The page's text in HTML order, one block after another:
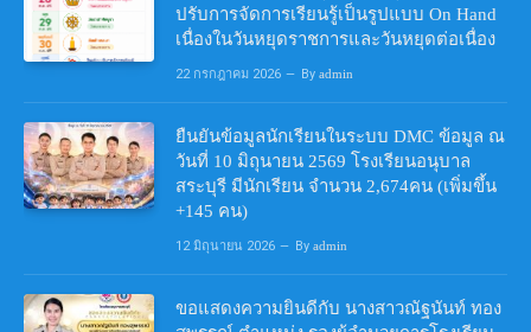
ปรับการจัดการเรียนรู้เป็นรูปแบบ On Hand
เนื่องในวันหยุดราชการและวันหยุดต่อเนื่อง
22 กรกฎาคม 2026 By admin
ยืนยันข้อมูลนักเรียนในระบบ DMC ข้อมูล ณ
วันที่ 10 มิถุนายน 2569 โรงเรียนอนุบาล
สระบุรี มีนักเรียน จำนวน 2,674คน (เพิ่มขึ้น
+145 คน)
12 มิถุนายน 2026 By admin
ขอแสดงความยินดีกับ นางสาวณัฐนันท์ ทอง